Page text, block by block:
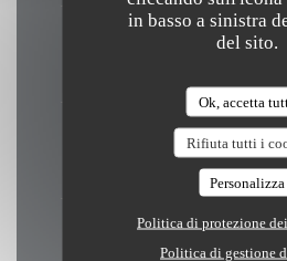
in basso a sinistra
del sito.
Ok, accetta
Rifiuta tutti i
Personalizza
Politica di protezione
Politica di gestione
Martedi
Mer-Dom
12:00 - 14:15
* Solo su